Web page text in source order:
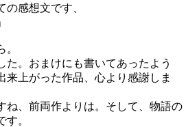
の感想文です、
た。おまけにも書いてあったよう
来上がった作品、心より感謝しま
ね、前両作よりは。そして、物語の
。